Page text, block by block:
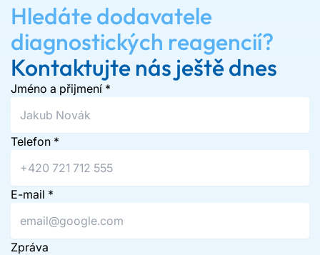
Hledáte dodavatele
diagnostických reagencií?
Kontaktujte nás ještě dnes
Jméno a přijmení *
Telefon *
E-mail *
Zpráva